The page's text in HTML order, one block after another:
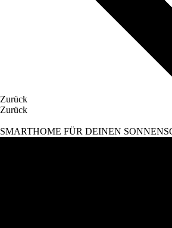
Zurück
Zurück
SMARTHOME FÜR DEINEN